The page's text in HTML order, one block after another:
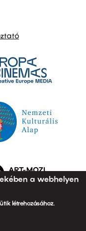
a webhelyen
létrehozásához.